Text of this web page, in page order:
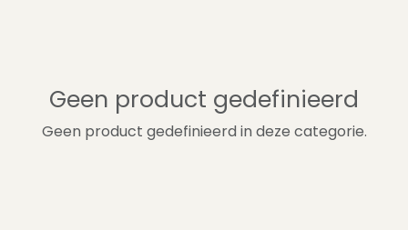
Geen product gedefinieerd
Geen product gedefinieerd in deze categorie.